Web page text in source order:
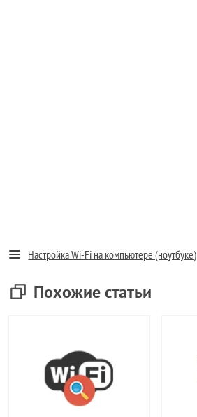
Настройка Wi-Fi на компьютере (ноутбуке)
Похожие статьи